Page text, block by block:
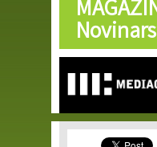
Skip
main